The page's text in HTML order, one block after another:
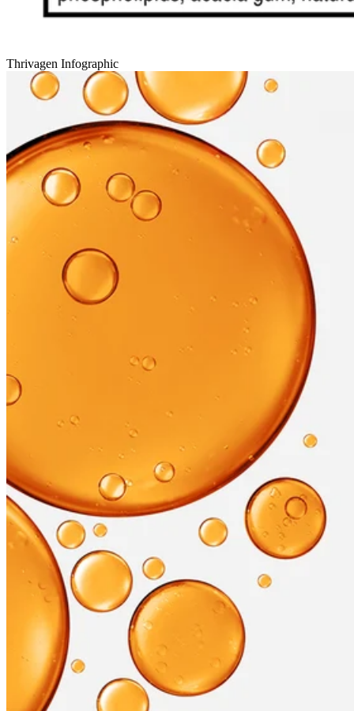
Thrivagen Infographic